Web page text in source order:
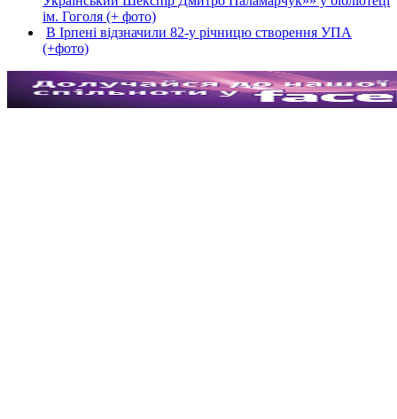
ім. Гоголя (+ фото)
В Ірпені відзначили 82-у річницю створення УПА
(+фото)